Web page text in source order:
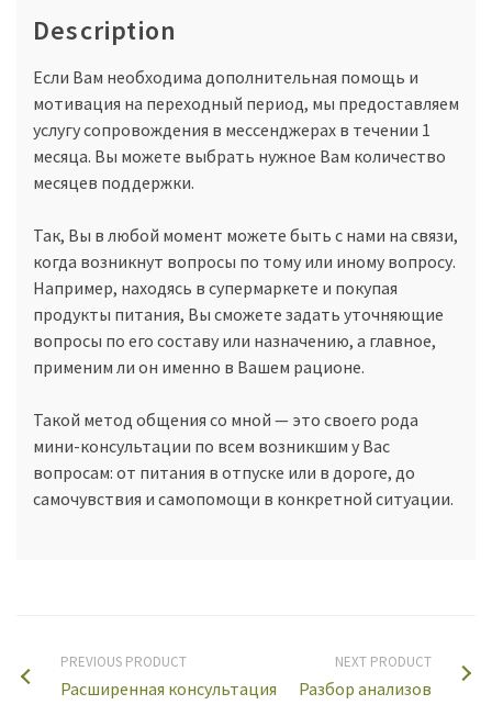
Description
Если Вам необходима дополнительная помощь и
мотивация на переходный период, мы предоставляем
услугу сопровождения в мессенджерах в течении 1
месяца. Вы можете выбрать нужное Вам количество
месяцев поддержки.
Так, Вы в любой момент можете быть с нами на связи,
когда возникнут вопросы по тому или иному вопросу.
Например, находясь в супермаркете и покупая
продукты питания, Вы сможете задать уточняющие
вопросы по его составу или назначению, а главное,
применим ли он именно в Вашем рационе.
Такой метод общения со мной — это своего рода
мини-консультации по всем возникшим у Вас
вопросам: от питания в отпуске или в дороге, до
самочувствия и самопомощи в конкретной ситуации.
PREVIOUS PRODUCT
Расширенная консультация
NEXT PRODUCT
Разбор анализов